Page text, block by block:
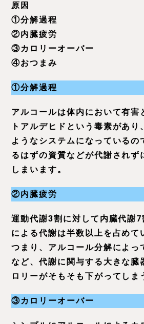
原因
①分解過程
②内臓疲労
③カロリーオーバー
④おつまみ
①分解過程
アルコールは体内において有害
トアルデヒドという毒素があり
ようなシステムになっているの
るはずの資質などが代謝されず
しまいます。
②内臓疲労
運動代謝3割に対して内臓代謝7
による代謝は半数以上を占めて
つまり、アルコール分解によっ
など、代謝に関与する大きな臓
ロリーがそもそも下がってしま
③カロリーオーバー